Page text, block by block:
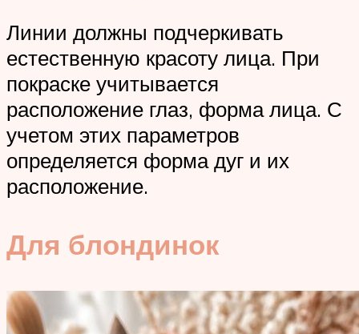
Линии должны подчеркивать
естественную красоту лица. При
покраске учитывается
расположение глаз, форма лица. С
учетом этих параметров
определяется форма дуг и их
расположение.
Для блондинок